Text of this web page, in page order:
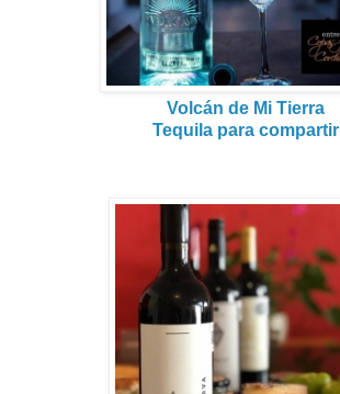
Volcán de Mi Tierra
Tequila para compartir